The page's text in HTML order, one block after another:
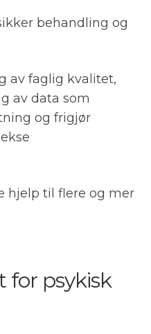
behandling og
av faglig kvalitet,
av data som
og frigjør
hjelp til flere og mer
for psykisk